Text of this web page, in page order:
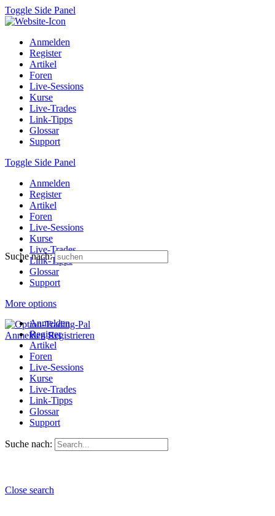
Toggle Side Panel
Anmelden
Register
Artikel
Foren
Live-Sessions
Kurse
Live-Trades
Link-Tipps
Glossar
Support
Toggle Side Panel
Anmelden
Register
Artikel
Foren
Live-Sessions
Kurse
Live-Trades
Link-Tipps
Glossar
Support
More options
Anmelden Registrieren
Suche nach:
Anmelden
Register
Artikel
Foren
Live-Sessions
Kurse
Live-Trades
Link-Tipps
Glossar
Support
Suche nach:
Close search